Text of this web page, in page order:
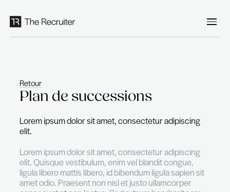
Retour
Plan de successions
Lorem ipsum dolor sit amet, consectetur
elit.